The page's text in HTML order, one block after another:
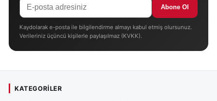
Abone Ol
Kaydolarak e-posta ile bilgilendirme almayı kabul etmiş olursunuz.
Verileriniz üçüncü kişilerle paylaşılmaz (KVKK).
KATEGORILER